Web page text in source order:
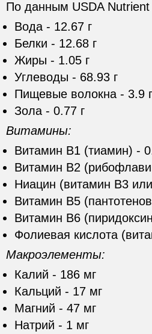
По данным USDA Nutrient
Вода - 12.67 г
Белки - 12.68 г
Жиры - 1.05 г
Углеводы - 68.93 г
Пищевые волокна - 3.9 г
Зола - 0.77 г
Витамины:
Витамин В1 (тиамин) -
Витамин В2
Ниацин (витамин В3
Витамин В5
Витамин В6
Фолиевая кислота
Макроэлементы:
Калий - 186 мг
Кальций - 17 мг
Магний - 47 мг
Натрий - 1 мг